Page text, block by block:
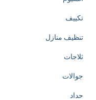
تكييف
تنظيف منازل
ثلاجات
جوالات
حداد